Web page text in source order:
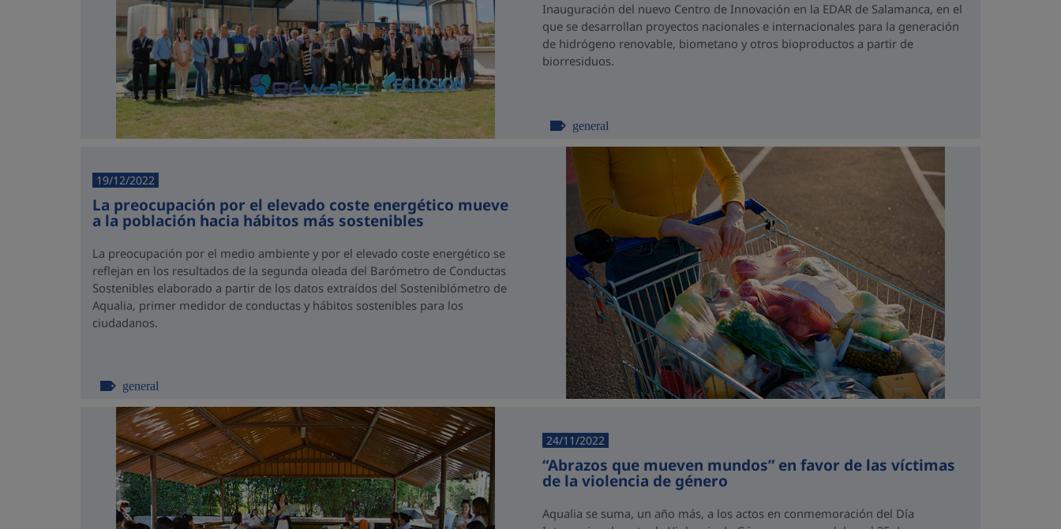
Inauguración del nuevo Centro de Innovación en la EDAR de Salamanca, en el
que se desarrollan proyectos nacionales e internacionales para la generación
de hidrógeno renovable, biometano y otros bioproductos a partir de
biorresiduos.
general
19/12/2022
La preocupación por el elevado coste energético mueve
a la población hacia hábitos más sostenibles
La preocupación por el medio ambiente y por el elevado coste energético se
reflejan en los resultados de la segunda oleada del Barómetro de Conductas
Sostenibles elaborado a partir de los datos extraídos del Sosteniblómetro de
Aqualia, primer medidor de conductas y hábitos sostenibles para los
ciudadanos.
general
24/11/2022
“Abrazos que mueven mundos” en favor de las víctimas
de la violencia de género
Aqualia se suma, un año más, a los actos en conmemoración del Día